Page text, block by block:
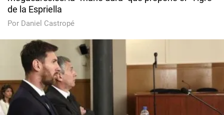
de la Espriella
Por Daniel Castropé